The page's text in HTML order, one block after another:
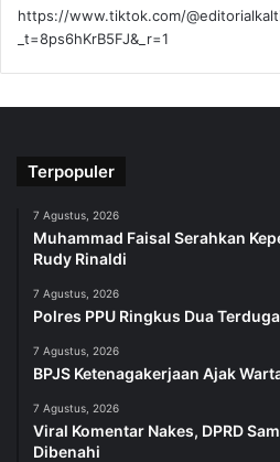
https://www.tiktok.com/
_t=8ps6hKrB5FJ&_r=1
Terpopuler
7 Agustus, 2026
Muhammad Faisal Serahkan
Rudy Rinaldi
7 Agustus, 2026
Polres PPU Ringkus Dua
7 Agustus, 2026
BPJS Ketenagakerjaan Ajak
7 Agustus, 2026
Viral Komentar Nakes, DPRD
Dibenahi